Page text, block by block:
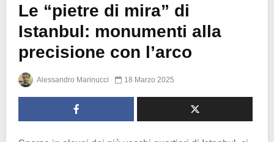
Le “pietre di mira” di
Istanbul: monumenti alla
precisione con l’arco
Alessandro Marinucci 18 Marzo 2025